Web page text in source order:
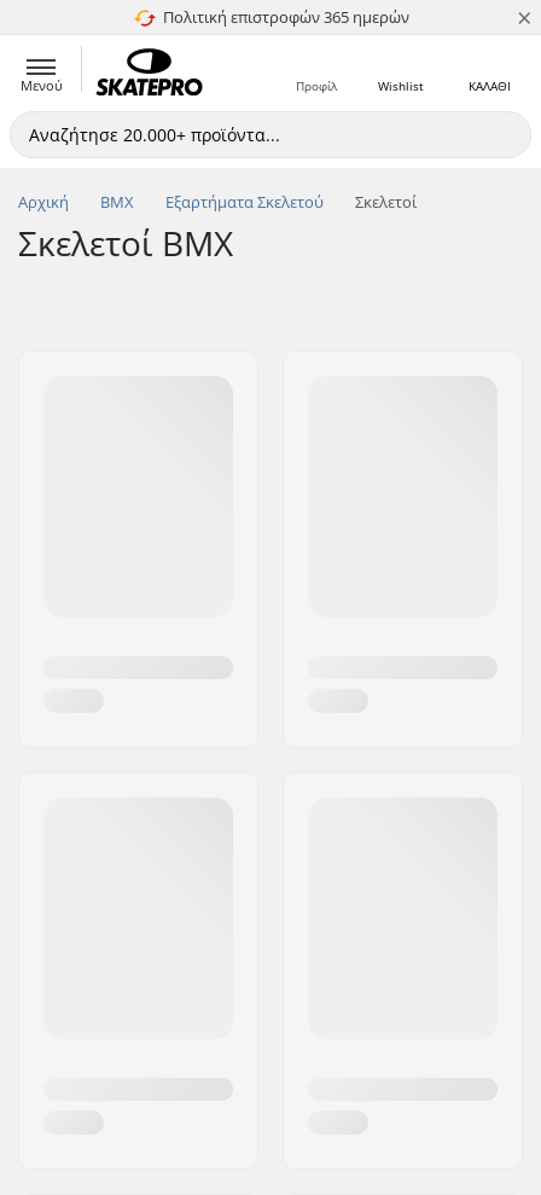
Πολιτική επιστροφών 365 ημερών
4.8 στα 5 ×
Μενού ΚΑΛΑΘΙ
Wishlist
Προφίλ
Αρχική BMX Εξαρτήματα Σκελετού Σκελετοί
Σκελετοί BMX